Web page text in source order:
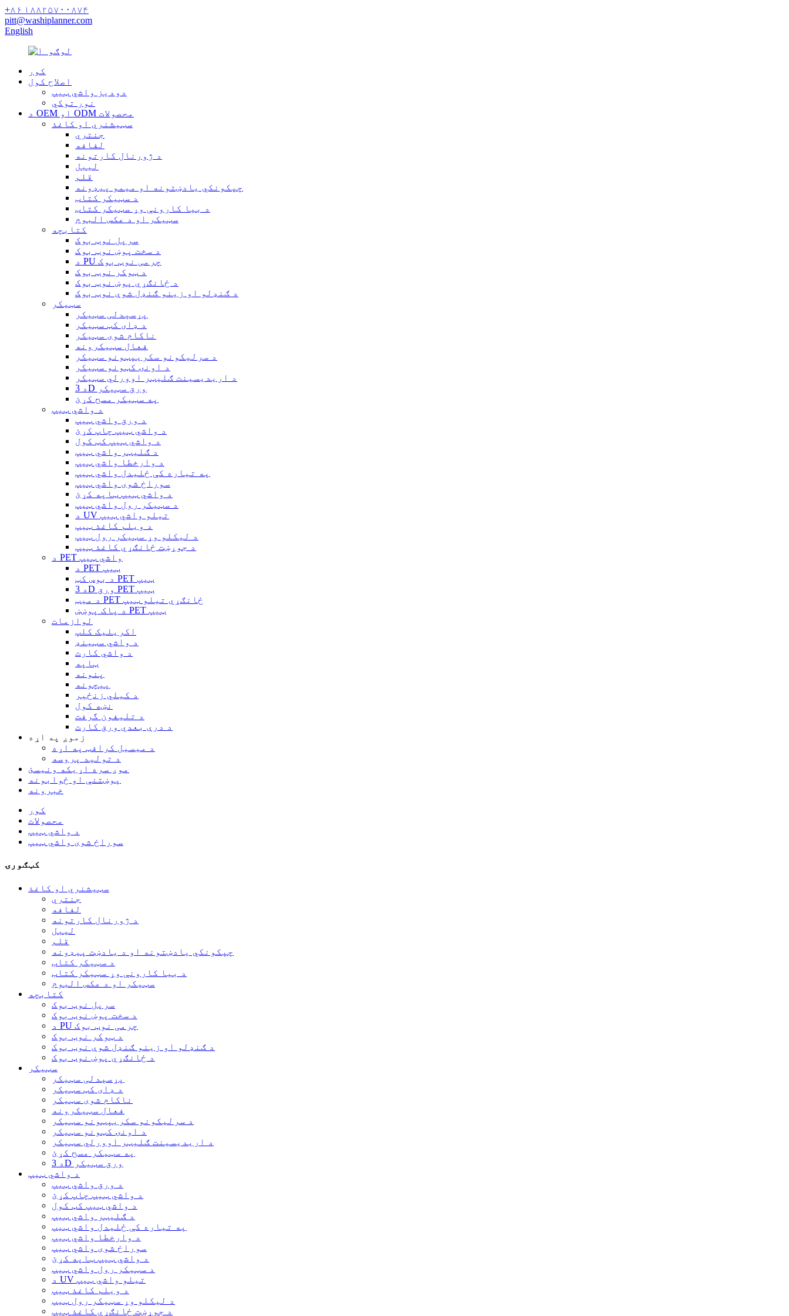
+۸۶ ۱۸۸۲۵۷۰۰۸۷۴
pitt@washiplanner.com
English
کور
اصلاح کول
دودیز واشي ټیپ
نور توکي
د OEM او ODM محصولات
سټیشنري او کاغذ
جنتري
لفافه
د ژورنال کارتونه
لیبل
قلم
چپکونکي یادښتونه او میمو پیډونه
د سټیکر کتاب
د بیا کارونې وړ سټیکر کتاب
سټیکر او د عکس البوم
کتابچه
سرپل نوټ بوک
د سخت پوښ نوټ بوک
د PU چرمی نوټ بوک
د ټوکر نوټ بوک
د ځانګړي پوښ نوټ بوک
د ګنډلو او زینو ګنډل شوې نوټ بوک
سټیکر
پړسېدلی سټیکر
د ډای کټ سټیکر
ناکام شوی سټیکر
فعال سټیکرونه
د سرلیکونو سکریپټونو سټیکر
د اونۍ کټونو سټیکر
د اریدیسینت ګلیټر اوورلي سټیکر
د 3D ورق سټیکر
په سټیکر مسح کړئ
د واشي ټیپ
د ورق واشي ټیپ
د واشي ټیپ چاپ کړئ
د واشي ټیپ کټ کول
د ګلیټر واشي ټیپ
د وارخطا واشي ټیپ
په تیاره کې ځلیدل واشي ټیپ
سوراخ شوی واشي ټیپ
د واشي ټیپ ټاپه کړئ
د سټیکر رول واشي ټیپ
د UV تیلو واشي ټیپ
د ویلم کاغذ ټیپ
د لیکلو وړ سټیکر رول ټیپ
د جوړښت ځانګړي کاغذ ټیپ
د PET واشي ټیپ
د PET ټیپ
د بوس کټ PET ټیپ
د 3D ورق PET ټیپ
د میټ PET ځانګړي تیلو ټیپ
د پاک پوښښ PET ټیپ
لوازمات
اکریلیک کلپ
د واشي سټینډ
د واشي کارت
ټاپه
پنونه
پیچونه
د کیلي زنځیر
نښه کول
د تلیفون گرفت
د درې بعدي ورق کارت
زموږ په اړه
د میسیل کرافټ په اړه
د تولید پروسه
موږ سره اړیکه ونیسئ
پوښتنې او ځوابونه
خبرونه
کور
محصولات
د واشي ټیپ
سوراخ شوی واشي ټیپ
کټګورۍ
سټیشنري او کاغذ
جنتري
لفافه
د ژورنال کارتونه
لیبل
قلم
چپکونکي یادښتونه او د یادښت پیډونه
د سټیکر کتاب
د بیا کارونې وړ سټیکر کتاب
سټیکر او د عکس البوم
کتابچه
سرپل نوټ بوک
د سخت پوښ نوټ بوک
د PU چرمی نوټ بوک
د ټوکر نوټ بوک
د ګنډلو او زینو ګنډل شوې نوټ بوک
د ځانګړي پوښ نوټ بوک
سټیکر
پړسېدلی سټیکر
د ډای کټ سټیکر
ناکام شوی سټیکر
فعال سټیکرونه
د سرلیکونو سکریپټونو سټیکر
د اونۍ کټونو سټیکر
د اریدیسینت ګلیټر اوورلي سټیکر
په سټیکر مسح کړئ
د 3D ورق سټیکر
د واشي ټیپ
د ورق واشي ټیپ
د واشي ټیپ چاپ کړئ
د واشي ټیپ کټ کول
د ګلیټر واشي ټیپ
په تیاره کې ځلیدل واشي ټیپ
د وارخطا واشي ټیپ
سوراخ شوی واشي ټیپ
د واشي ټیپ ټاپه کړئ
د سټیکر رول واشي ټیپ
د UV تیلو واشي ټیپ
د ویلم کاغذ ټیپ
د لیکلو وړ سټیکر رول ټیپ
د جوړښت ځانګړي کاغذ ټیپ